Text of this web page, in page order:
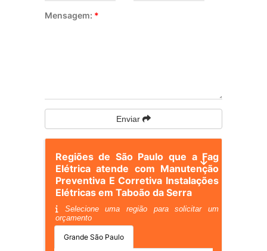
Mensagem: *
Enviar
Regiões de São Paulo que a Fag
Elétrica atende com Manutenção
Preventiva E Corretiva Instalações
Elétricas em Taboão da Serra
Selecione uma região para solicitar um
orçamento
Grande São Paulo